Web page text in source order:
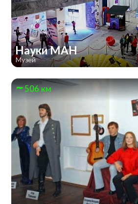
Науки МАН
Музей
506 км